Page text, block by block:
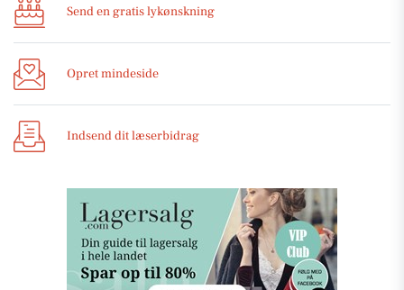
Send en gratis lykønskning
Opret mindeside
Indsend dit læserbidrag